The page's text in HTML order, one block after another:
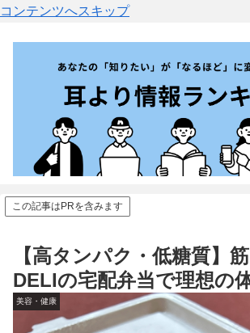
コンテンツへスキップ
この記事はPRを含みます
【高タンパク・低糖質】
DELIの宅配弁当で理想の
美容・健康